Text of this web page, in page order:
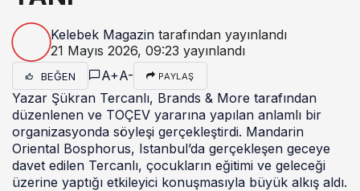
Kelebek Magazin tarafından yayınlandı
21 Mayıs 2026, 09:23 yayınlandı
BEĞEN A+A- PAYLAŞ
Yazar Şükran Tercanlı, Brands & More tarafından
düzenlenen ve TOÇEV yararına yapılan anlamlı bir
organizasyonda söyleşi gerçekleştirdi. Mandarin
Oriental Bosphorus, Istanbul’da gerçekleşen geceye
davet edilen Tercanlı, çocukların eğitimi ve geleceği
üzerine yaptığı etkileyici konuşmasıyla büyük alkış aldı.